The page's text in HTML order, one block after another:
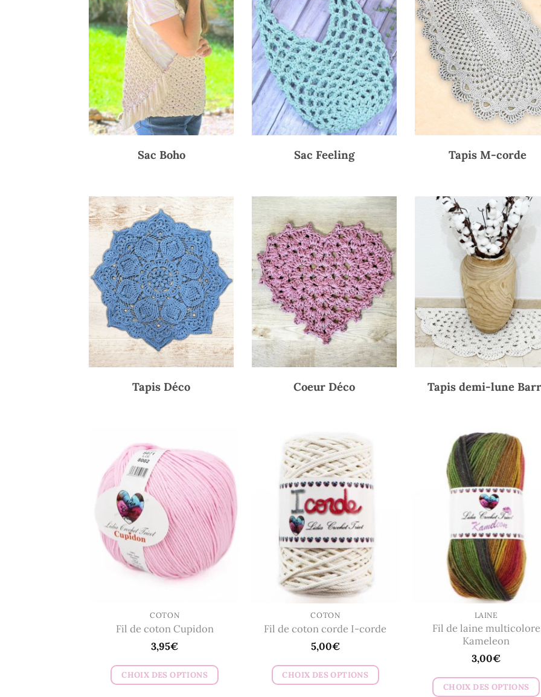
Sac Boho Sac Feeling Tapis M-corde
Tapis Déco Coeur Déco Tapis demi-lune
COTON
Fil de coton Cupidon
3,95€
CHOIX DES OPTIONS
COTON
Fil de coton corde I-corde
5,00€
CHOIX DES OPTIONS
LAINE
Fil de laine multicolore
Kameleon
3,00€
CHOIX DES OPTIONS